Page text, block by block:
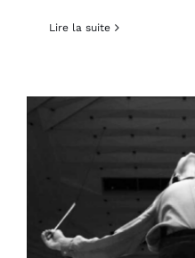
Lire la suite